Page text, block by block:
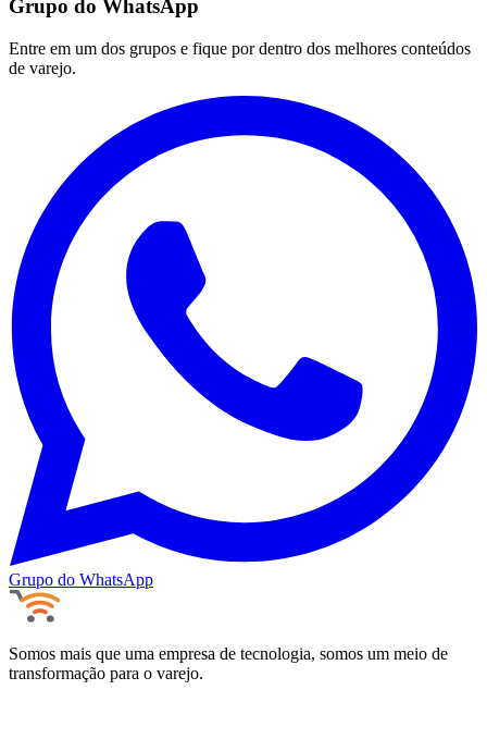
Grupo do WhatsApp
Entre em um dos grupos e fique por dentro dos melhores conteúdos
de varejo.
Grupo do WhatsApp
Somos mais que uma empresa de tecnologia, somos um meio de
transformação para o varejo.